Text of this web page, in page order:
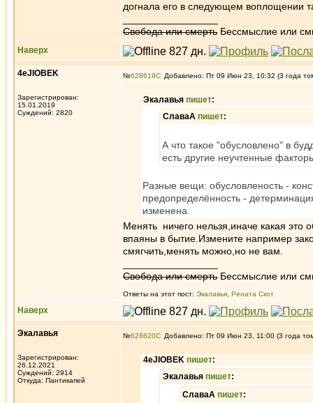
догнала его в следующем воплощении
Свобода или смерть Бессмыслие или
Наверх
4eJIOBEK
Зарегистрирован:
15.01.2019
Суждений: 2820
№628619 Добавлено: Пт 09 Июн 23, 10:32 (3 года
Экалавья пишет:
СлаваА пишет:
А что такое "обусловлено" в
есть другие неучтенные
Разные вещи: обусловленость -
предопределённость -
изменена.
Менять ничего нельзя,иначе какая это
впаяны в бытие.Измените например
смягчить,менять можно,но не вам.
Свобода или смерть Бессмыслие или
Ответы на этот пост: Экалавья Рената Скот
Наверх
Экалавья
Зарегистрирован:
26.12.2021
Суждений: 2914
Откуда: Пантикапей
№628620 Добавлено: Пт 09 Июн 23, 11:00 (3 года
4eJIOBEK пишет:
Экалавья пишет:
СлаваА пишет: